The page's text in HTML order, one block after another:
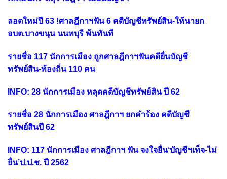
ลอตใหม่ปี 63 !ศาลฎีกาฯฟัน 6 คดีบัญชีทรัพย์สิน-ให้นายก
อบต.บางขนุน นนทบุรี พ้นทันที
รายชื่อ 117 นักการเมือง ถูกศาลฎีกาฯฟันคดียื่นบัญชี
ทรัพย์สิน-ท้องถิ่น 110 คน
INFO: 28 นักการเมือง หลุดคดีบัญชีทรัพย์สิน ปี 62
รายชื่อ 28 นักการเมือง ศาลฎีกาฯ ยกคำร้อง คดีบัญชี
ทรัพย์สินปี 62
INFO: 117 นักการเมือง ศาลฎีกาฯ ฟัน จงใจยื่น‘บัญชีฯเท็จ-ไม่
ยื่น’ป.ป.ช. ปี 2562